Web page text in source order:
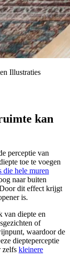
Illustraties
kan
perceptie van
toe te voegen
die hele muren
naar buiten
dit effect krijgt
is.
van diepte en
of
waardoor de
diepteperceptie
zelfs kleinere